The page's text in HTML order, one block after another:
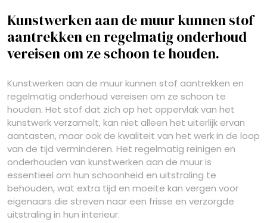
Kunstwerken aan de muur kunnen stof
aantrekken en regelmatig onderhoud
vereisen om ze schoon te houden.
Kunstwerken aan de muur kunnen stof aantrekken en
regelmatig onderhoud vereisen om ze schoon te
houden. Het stof dat zich op het oppervlak van het
kunstwerk verzamelt, kan niet alleen het uiterlijk ervan
aantasten, maar ook de kwaliteit van het werk in de loop
van de tijd verminderen. Het regelmatig reinigen en
onderhouden van kunstwerken aan de muur is
essentieel om hun schoonheid en uitstraling te
behouden, wat extra tijd en moeite kan vergen voor
eigenaars die streven naar een frisse en verzorgde
uitstraling in hun interieur.